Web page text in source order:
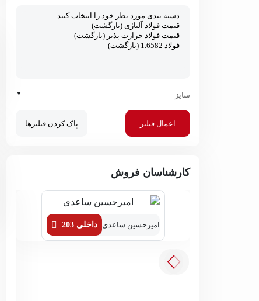
سایز ▼
اعمال فیلتر پاک کردن فیلترها
کارشناسان فروش
امیرحسین ساعدی داخلی 203